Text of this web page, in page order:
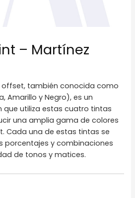
– Martínez
también conocida como
Amarillo y Negro), es un
que utiliza estas cuatro tintas
una amplia gama de colores
Cada una de estas tintas se
porcentajes y combinaciones
de tonos y matices.